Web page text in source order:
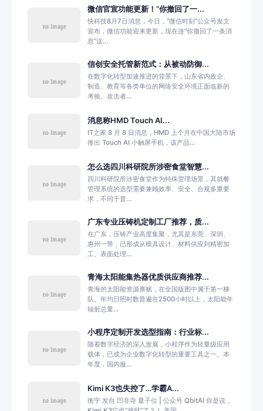
微信官宣功能更新！“你撤回了一...
快科技8月7日消息，今日，“微信时刻”公众号发文
宣布，微信功能迎来更新，现在连“你撤回了一条消
息”这...
信创安全托管新范式：从被动防御...
在数字化转型加速推进的背景下，山东省内政企、
制造、教育等各类单位的网络安全环境正面临新的
考验。攻击者...
消息称HMD Touch AI...
IT之家 8 月 8 日消息，HMD 上个月在中国大陆市场
推出 Touch AI 小触屏手机，该产品...
怎么选四川科研院所涉密食堂智慧...
四川科研院所涉密食堂作为特殊管理场景，其就餐
管理系统的选型需要兼顾效率、安全、合规多重要
求，不同于普...
广东专业压铸机定制工厂推荐，质...
在广东，压铸产业高度集聚，尤其是东莞、深圳、
惠州一带，已形成从模具设计、材料供应到精密加
工、表面处理...
青海太阳能集热器优质供应商推荐...
青海的太阳能资源禀赋，在全国版图中属于第一梯
队。年均日照时数普遍在2500小时以上，太阳能年
辐射总量...
小程序定制开发选型指南：行业标...
随着数字经济的深入发展，小程序作为轻量级应用
载体，已成为企业数字化转型的重要工具之一。本
年度，国内服...
Kimi K3也失控了…学霸A...
衡宇 发自 凹非寺 量子位 | 公众号 QbitAI 你是说，